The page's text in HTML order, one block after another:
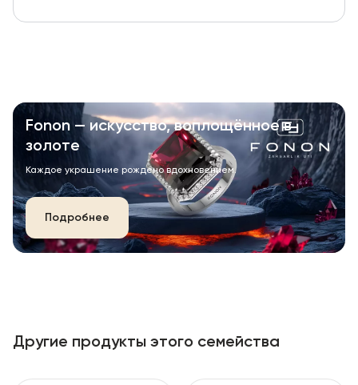
Fonon — искусство, воплощённое в
золоте
Каждое украшение рождено вдохновением.
Подробнее
Другие продукты этого семейства